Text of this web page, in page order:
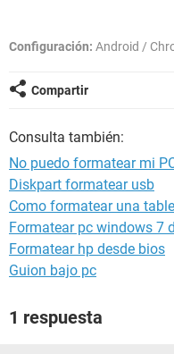
Configuración: Android /
Compartir
Consulta también:
No puedo formatear mi
Diskpart formatear usb
Como formatear una
Formatear pc windows 7
Formatear hp desde bios
Guion bajo pc
1 respuesta